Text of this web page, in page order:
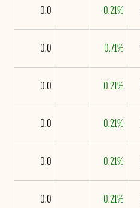
0.21%
0.0
0.71%
0.0
0.21%
0.0
0.21%
0.0
0.21%
0.0
0.21%
0.0